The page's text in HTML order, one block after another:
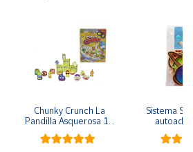
de asfixia
Chunky Crunch La
Pandilla Asquerosa 16
piezas
Sistema